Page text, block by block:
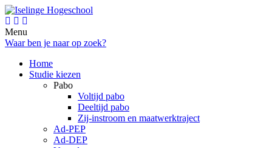
Menu
Waar ben je naar op zoek?
Home
Studie kiezen
Pabo
Voltijd pabo
Deeltijd pabo
Zij-instroom en maatwerktraject
Ad-PEP
Ad-DEP